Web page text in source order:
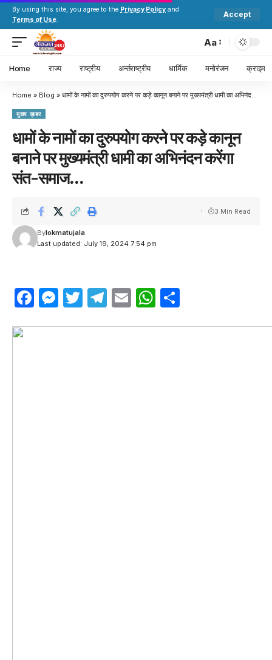
By using this site, you agree to the Privacy Policy and
Terms of Use.
Accept
Aa
Home राज्य राष्ट्रीय अर्न्तराष्ट्रीय धार्मिक मनोरंजन क्राइम
Home » Blog » धामों के नामों का दुरुपयोग करने पर कड़े कानून बनाने पर मुख्यमंत्री धामी का अभिनंदन करेंगा संत-समाज…
मुख्य ख़बर
धामों के नामों का दुरुपयोग करने पर कड़े कानून
बनाने पर मुख्यमंत्री धामी का अभिनंदन करेंगा
संत-समाज…
Last updated: July 19, 2024 7:54 pm
Bylokmatujala
3 Min Read
Facebook
Messenger
Twitter
Telegram
EmailWhatsApp